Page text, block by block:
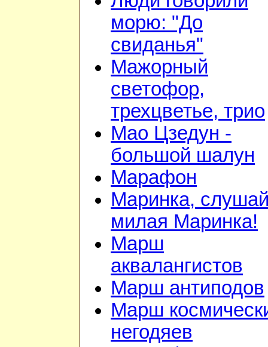
морю: "До
свиданья"
Мажорный
светофор,
трехцветье, трио
Мао Цзедун -
большой шалун
Марафон
Маринка,
милая Маринка!
Марш
аквалангистов
Марш антиподов
Марш
негодяев